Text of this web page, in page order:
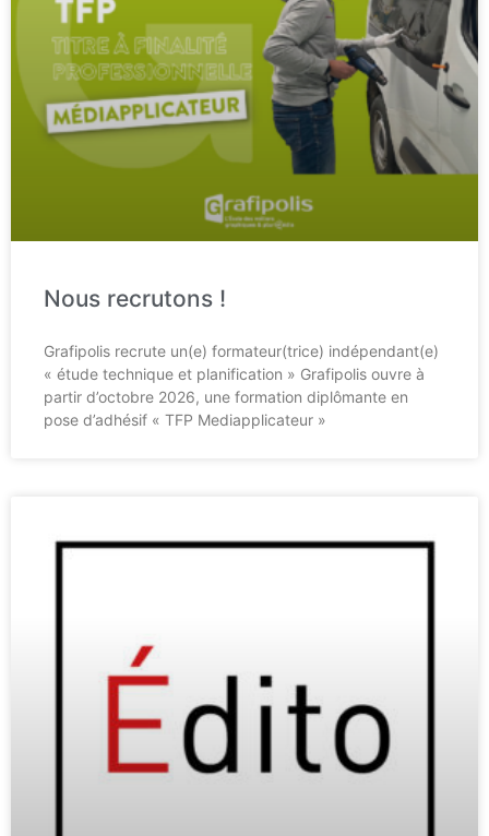
Nous recrutons !
Grafipolis recrute un(e) formateur(trice) indépendant(e)
« étude technique et planification » Grafipolis ouvre à
partir d’octobre 2026, une formation diplômante en
pose d’adhésif « TFP Mediapplicateur »